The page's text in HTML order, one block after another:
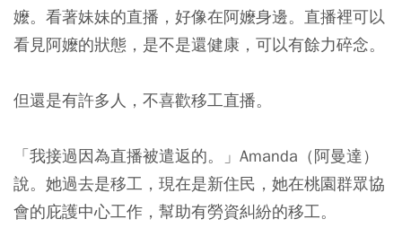
嬤。看著妹妹的直播，好像在阿嬤身邊。直播裡可以
看見阿嬤的狀態，是不是還健康，可以有餘力碎念。
但還是有許多人，不喜歡移工直播。
「我接過因為直播被遣返的。」Amanda（阿曼達）
說。她過去是移工，現在是新住民，她在桃園群眾協
會的庇護中心工作，幫助有勞資糾紛的移工。